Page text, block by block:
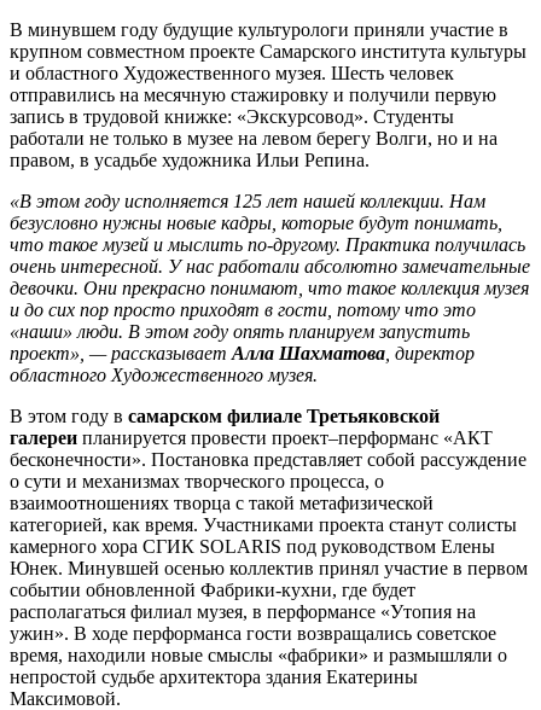
В минувшем году будущие культурологи приняли участие в
крупном совместном проекте Самарского института культуры
и областного Художественного музея. Шесть человек
отправились на месячную стажировку и получили первую
запись в трудовой книжке: «Экскурсовод». Студенты
работали не только в музее на левом берегу Волги, но и на
правом, в усадьбе художника Ильи Репина.
«В этом году исполняется 125 лет нашей коллекции. Нам
безусловно нужны новые кадры, которые будут понимать,
что такое музей и мыслить по-другому. Практика получилась
очень интересной. У нас работали абсолютно замечательные
девочки. Они прекрасно понимают, что такое коллекция музея
и до сих пор просто приходят в гости, потому что это
«наши» люди. В этом году опять планируем запустить
проект», — рассказывает Алла Шахматова , директор
областного Художественного музея.
В этом году в самарском филиале Третьяковской
галереи планируется провести проект–перформанс «АКТ
бесконечности». Постановка представляет собой рассуждение
о сути и механизмах творческого процесса, о
взаимоотношениях творца с такой метафизической
категорией, как время. Участниками проекта станут солисты
камерного хора СГИК SOLARIS под руководством Елены
Юнек. Минувшей осенью коллектив принял участие в первом
событии обновленной Фабрики-кухни, где будет
располагаться филиал музея, в перформансе «Утопия на
ужин». В ходе перформанса гости возвращались советское
время, находили новые смыслы «фабрики» и размышляли о
непростой судьбе архитектора здания Екатерины
Максимовой.